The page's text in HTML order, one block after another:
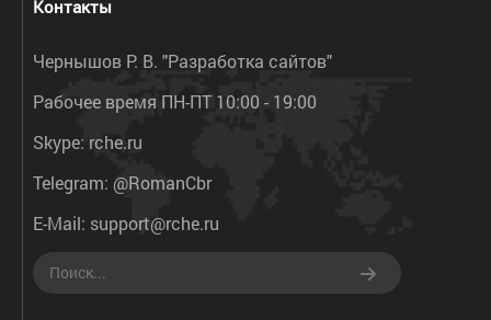
Контакты
Чернышов Р. В. "Разработка сайтов"
Рабочее время ПН-ПТ 10:00 - 19:00
Skype: rche.ru
Telegram: @RomanCbr
E-Mail: support@rche.ru